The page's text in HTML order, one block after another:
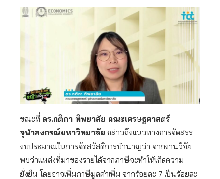
ขณะที่ ดร.กติกา ทิพยาลัย คณะเศรษฐศาสตร์
จุฬาลงกรณ์มหาวิทยาลัย กล่าวถึงแนวทางการจัดสรร
งบประมาณในการจัดสวัสดิการบำนาญว่า จากงานวิจัย
พบว่าแหล่งที่มาของรายได้จากภาษีจะทำให้เกิดความ
ยั่งยืน โดยอาจเพิ่มภาษีมูลค่าเพิ่ม จากร้อยละ 7 เป็นร้อยละ